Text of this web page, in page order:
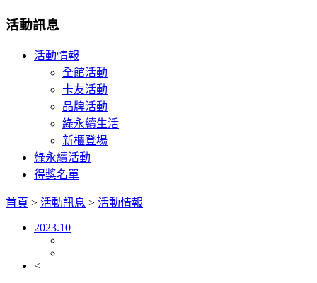
活動訊息
活動情報
全館活動
卡友活動
品牌活動
綠永續生活
新櫃登場
綠永續活動
得獎名單
首頁 > 活動訊息 > 活動情報
2023.10
<